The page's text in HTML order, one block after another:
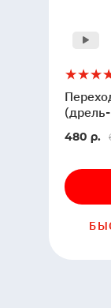
для
резьба)
DBAMH
4
В
480 р.